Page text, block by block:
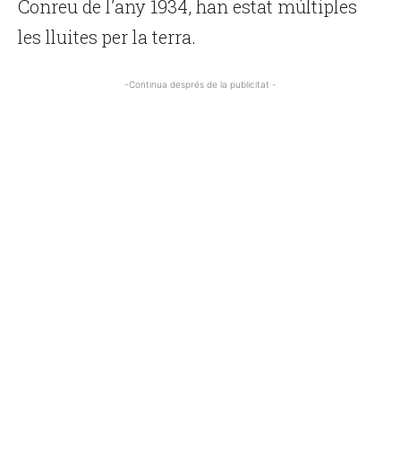
Conreu de l’any 1934, han estat múltiples
les lluites per la terra.
-Continua després de la publicitat -